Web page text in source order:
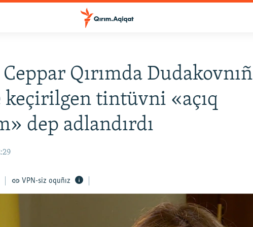
Qırımda Dudakovnıñ
keçirilgen tintüvni «açıq
dep adlandırdı
VPN-siz oquñız